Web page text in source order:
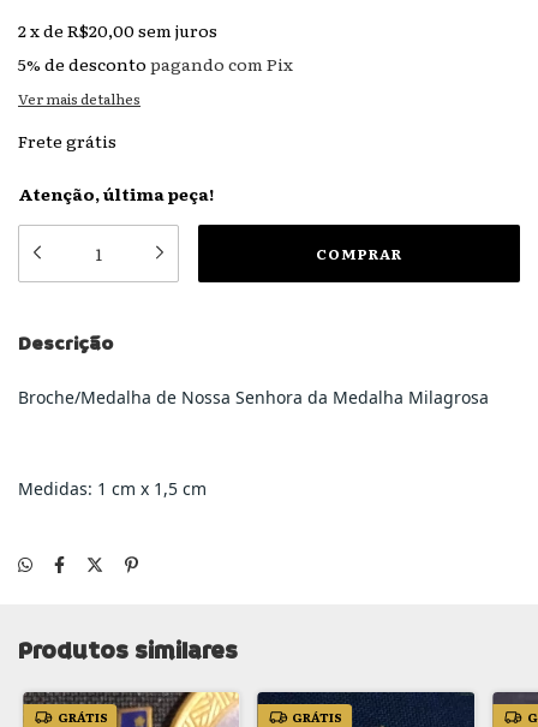
2xde R$20,00 sem juros
5% de desconto pagando com Pix
Ver mais detalhes
Frete grátis
Atenção, última peça!
Descrição
Broche/Medalha de Nossa Senhora da Medalha Milagrosa
Medidas: 1 cm x 1,5 cm
Produtos similares
GRÁTIS GRÁTIS